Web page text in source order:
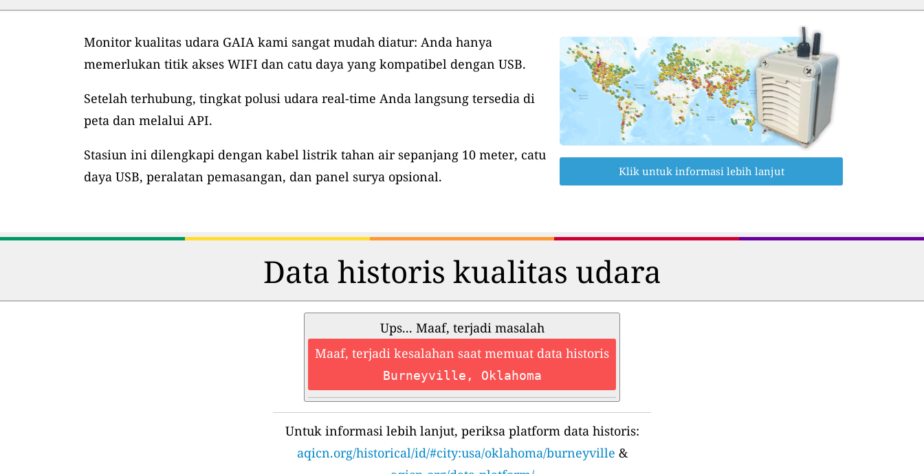
Monitor kualitas udara GAIA kami sangat mudah diatur: Anda hanya
memerlukan titik akses WIFI dan catu daya yang kompatibel dengan USB.
Setelah terhubung, tingkat polusi udara real-time Anda langsung tersedia di
peta dan melalui API.
Stasiun ini dilengkapi dengan kabel listrik tahan air sepanjang 10 meter, catu
daya USB, peralatan pemasangan, dan panel surya opsional.
Klik untuk informasi lebih lanjut
Data historis kualitas udara
Ups... Maaf, terjadi masalah
Maaf, terjadi kesalahan saat memuat data historis
Burneyville, Oklahoma
Untuk informasi lebih lanjut, periksa platform data historis:
aqicn.org/historical/id/#city:usa/oklahoma/burneyville &